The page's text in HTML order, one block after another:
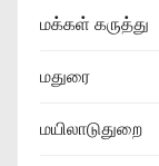
மக்கள் கருத்து
மதுரை
மயிலாடுதுறை